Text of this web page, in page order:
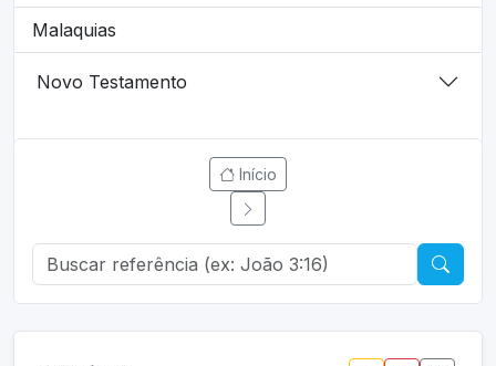
Malaquias
Novo Testamento
Início